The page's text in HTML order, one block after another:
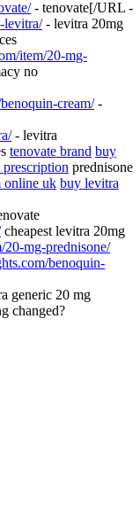
- tenovate[/URL -
levitra/- levitra 20mg
item/20-mg-
no
cream/-
- levitra
tenovate brand buy
prednisone
online uk buy levitra
cheapest levitra 20mg
20-mg-prednisone/
benoquin-
generic 20 mg
changed?